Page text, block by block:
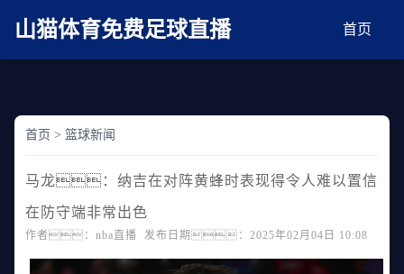
AV在线无码麻豆
山猫体育免费足球直播 首页
首页 > 篮球新闻
马龙：纳吉在对阵黄蜂时表现得令人难以置信
在防守端非常出色
作者：nba直播 发布日期：2025年02月04日 10:08